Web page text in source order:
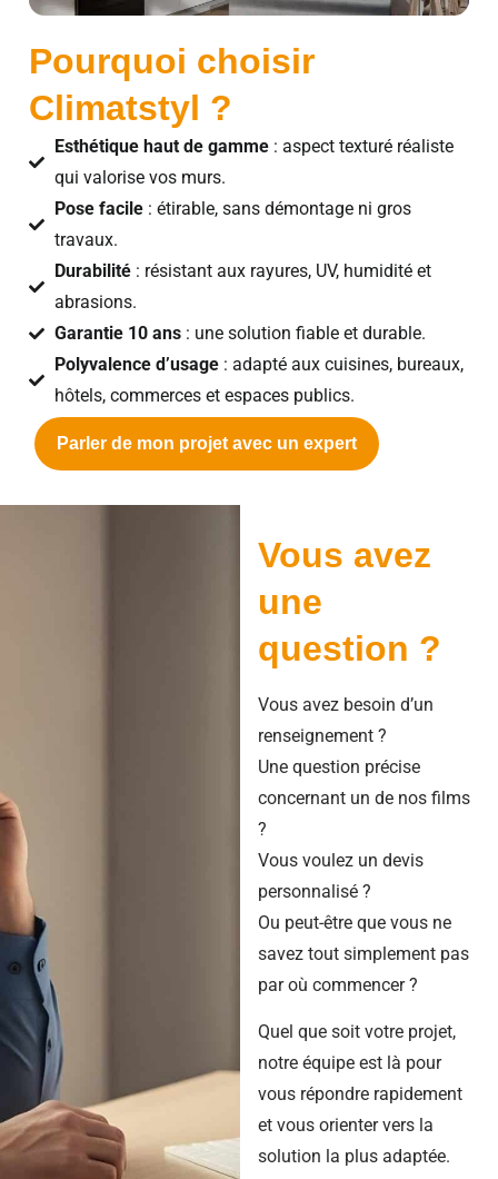
Pourquoi choisir
Climatstyl ?
Esthétique haut de gamme: aspect texturé réaliste
qui valorise vos murs.
Pose facile: étirable, sans démontage ni gros
travaux.
Durabilité: résistant aux rayures, UV, humidité et
abrasions.
Garantie 10 ans: une solution fiable et durable.
Polyvalence d’usage: adapté aux cuisines, bureaux,
hôtels, commerces et espaces publics.
Parler de mon projet avec un expert
Vous avez
une
question ?
Vous avez besoin d’un
renseignement ?
Une question précise
concernant un de nos films
?
Vous voulez un devis
personnalisé ?
Ou peut-être que vous ne
savez tout simplement pas
par où commencer ?
Quel que soit votre projet,
notre équipe est là pour
vous répondre rapidement
et vous orienter vers la
solution la plus adaptée.